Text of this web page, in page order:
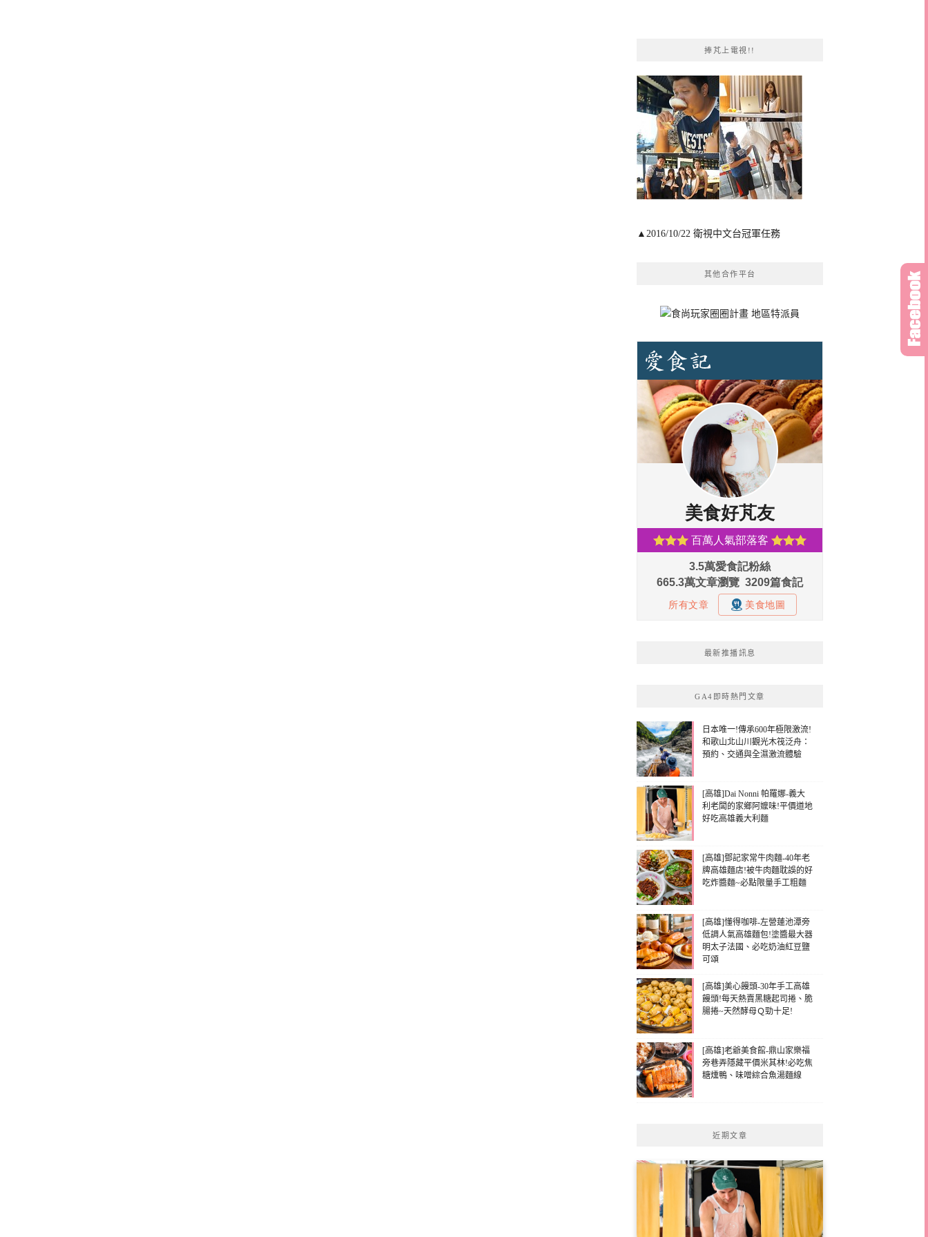
捧芃上電視!!
▲2016/10/22 衛視中文台冠軍任務
其他合作平台
最新推播訊息
GA4即時熱門文章
日本唯一!傳承600年極限激流!
和歌山北山川觀光木筏泛舟：
預約、交通與全濕激流體驗
[高雄]Dai Nonni 帕羅娜-義大
利老闆的家鄉阿嬤味!平價道地
好吃高雄義大利麵
[高雄]鄧記家常牛肉麵-40年老
牌高雄麵店!被牛肉麵耽誤的好
吃炸醬麵~必點限量手工粗麵
[高雄]懂得咖啡-左營蓮池潭旁
低調人氣高雄麵包!塗醬最大器
明太子法國、必吃奶油紅豆鹽
可頌
[高雄]美心饅頭-30年手工高雄
饅頭!每天熱賣黑糖起司捲、脆
腸捲~天然酵母Ｑ勁十足!
[高雄]老爺美食館-鼎山家樂福
旁巷弄隱藏平價米其林!必吃焦
糖燻鴨、味噌綜合魚湯麵線
近期文章